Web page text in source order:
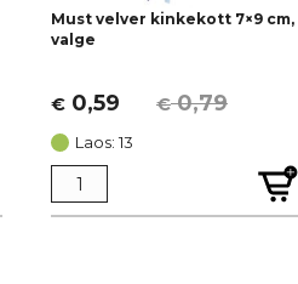
Must velver kinkekott 7×9 cm,
valge
€0,79
Algne
hind
oli:
€ 0,79.
€ 0,59
Current
price
is:
€ 0,59.
Laos: 13